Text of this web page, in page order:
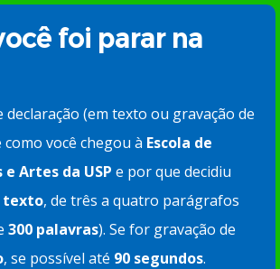
foi parar na
declaração (em texto ou gravação de
você chegou à Escola de
Artes da USP e por que decidiu
texto, de três a quatro parágrafos
300 palavras). Se for gravação de
, se possível até 90 segundos.